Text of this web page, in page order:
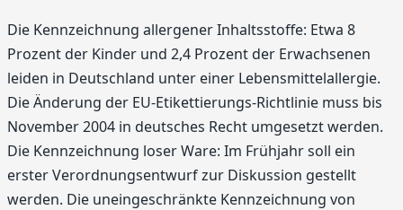
Die Kennzeichnung allergener Inhaltsstoffe: Etwa 8
Prozent der Kinder und 2,4 Prozent der Erwachsenen
leiden in Deutschland unter einer Lebensmittelallergie.
Die Änderung der EU-Etikettierungs-Richtlinie muss bis
November 2004 in deutsches Recht umgesetzt werden.
Die Kennzeichnung loser Ware: Im Frühjahr soll ein
erster Verordnungsentwurf zur Diskussion gestellt
werden. Die uneingeschränkte Kennzeichnung von